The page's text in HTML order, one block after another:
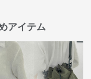
アイテム